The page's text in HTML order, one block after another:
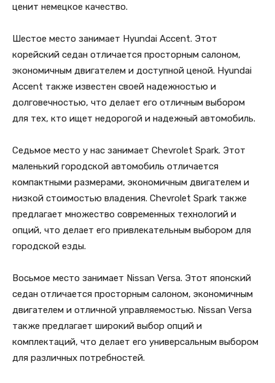
ценит немецкое качество.
Шестое место занимает Hyundai Accent. Этот
корейский седан отличается просторным салоном,
экономичным двигателем и доступной ценой. Hyundai
Accent также известен своей надежностью и
долговечностью, что делает его отличным выбором
для тех, кто ищет недорогой и надежный автомобиль.
Седьмое место у нас занимает Chevrolet Spark. Этот
маленький городской автомобиль отличается
компактными размерами, экономичным двигателем и
низкой стоимостью владения. Chevrolet Spark также
предлагает множество современных технологий и
опций, что делает его привлекательным выбором для
городской езды.
Восьмое место занимает Nissan Versa. Этот японский
седан отличается просторным салоном, экономичным
двигателем и отличной управляемостью. Nissan Versa
также предлагает широкий выбор опций и
комплектаций, что делает его универсальным выбором
для различных потребностей.